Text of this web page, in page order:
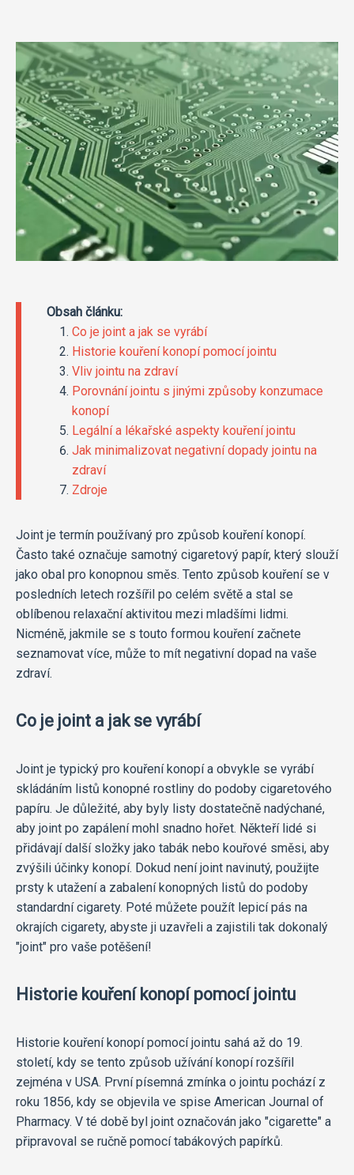
Obsah článku:
Co je joint a jak se vyrábí
Historie kouření konopí pomocí jointu
Vliv jointu na zdraví
Porovnání jointu s jinými způsoby konzumace
konopí
Legální a lékařské aspekty kouření jointu
Jak minimalizovat negativní dopady jointu na
zdraví
Zdroje
Joint je termín používaný pro způsob kouření konopí.
Často také označuje samotný cigaretový papír, který slouží
jako obal pro konopnou směs. Tento způsob kouření se v
posledních letech rozšířil po celém světě a stal se
oblíbenou relaxační aktivitou mezi mladšími lidmi.
Nicméně, jakmile se s touto formou kouření začnete
seznamovat více, může to mít negativní dopad na vaše
zdraví.
Co je joint a jak se vyrábí
Joint je typický pro kouření konopí a obvykle se vyrábí
skládáním listů konopné rostliny do podoby cigaretového
papíru. Je důležité, aby byly listy dostatečně nadýchané,
aby joint po zapálení mohl snadno hořet. Někteří lidé si
přidávají další složky jako tabák nebo kouřové směsi, aby
zvýšili účinky konopí. Dokud není joint navinutý, použijte
prsty k utažení a zabalení konopných listů do podoby
standardní cigarety. Poté můžete použít lepicí pás na
okrajích cigarety, abyste ji uzavřeli a zajistili tak dokonalý
"joint" pro vaše potěšení!
Historie kouření konopí pomocí jointu
Historie kouření konopí pomocí jointu sahá až do 19.
století, kdy se tento způsob užívání konopí rozšířil
zejména v USA. První písemná zmínka o jointu pochází z
roku 1856, kdy se objevila ve spise American Journal of
Pharmacy. V té době byl joint označován jako "cigarette" a
připravoval se ručně pomocí tabákových papírků.